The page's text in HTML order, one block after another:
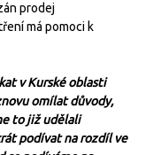
prodej
má pomoci k
v Kurské oblasti
omílat důvody,
to již udělali
podívat na rozdíl ve